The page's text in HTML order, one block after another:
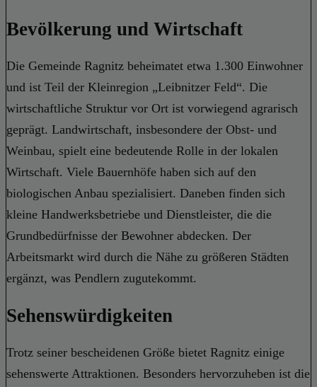
Bevölkerung und Wirtschaft
Die Gemeinde Ragnitz beheimatet etwa 1.300 Einwohner
und ist Teil der Kleinregion „Leibnitzer Feld“. Die
wirtschaftliche Struktur vor Ort ist vorwiegend agrarisch
geprägt. Landwirtschaft, insbesondere der Obst- und
Weinbau, spielt eine bedeutende Rolle in der lokalen
Wirtschaft. Viele Bauernhöfe haben sich auf den
biologischen Anbau spezialisiert. Daneben finden sich
kleine Handwerksbetriebe und Dienstleister, die die
Grundbedürfnisse der Bewohner abdecken. Der
Arbeitsmarkt wird durch die Nähe zu größeren Städten
ergänzt, was Pendlern zugutekommt.
Sehenswürdigkeiten
Trotz seiner bescheidenen Größe bietet Ragnitz einige
sehenswerte Attraktionen. Besonders hervorzuheben ist die